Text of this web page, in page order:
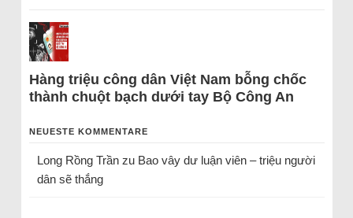
Hàng triệu công dân Việt Nam bỗng chốc
thành chuột bạch dưới tay Bộ Công An
NEUESTE KOMMENTARE
Long Rồng Trầnzu Bao vây dư luận viên – triệu người
dân sẽ thắng